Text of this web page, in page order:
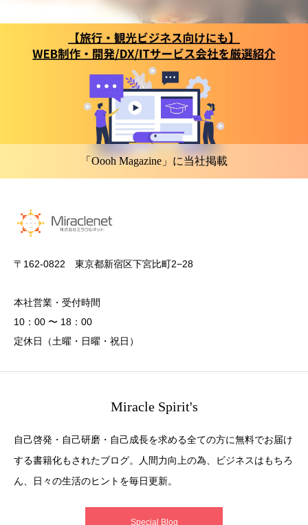
「Oooh Magazine」に当社掲載
〒162-0822 東京都新宿区下宮比町2−28
本社営業・受付時間
10：00 〜 18：00
定休日（土曜・日曜・祝日）
Miracle Spirit's
自己啓発・自己研磨・自己成長を求める全ての方に無料でお届け
する書籍化もされたブログ。人間力向上の為、ビジネスはもちろ
ん、日々の生活のヒントを毎日更新。
Special Blog